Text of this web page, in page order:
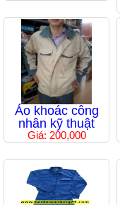
Áo khoác công
nhân kỹ thuật
Giá: 200,000